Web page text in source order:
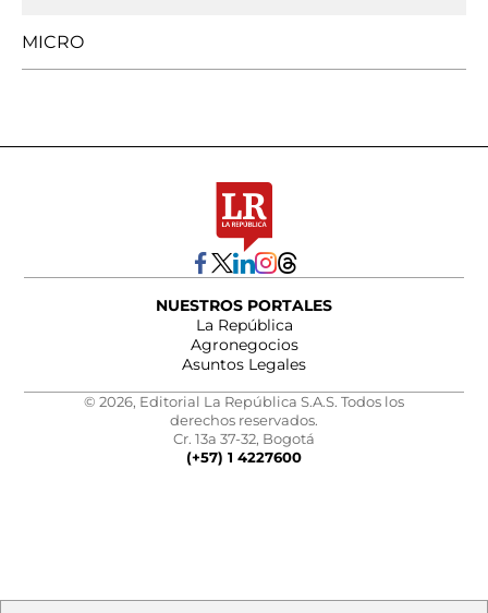
MICRO
NUESTROS PORTALES
La República
Agronegocios
Asuntos Legales
© 2026, Editorial La República S.A.S. Todos los
derechos reservados.
Cr. 13a 37-32, Bogotá
(+57) 1 4227600